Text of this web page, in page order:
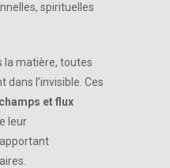
spirituelles
la matière, toutes
l’invisible. Ces
et flux
leur